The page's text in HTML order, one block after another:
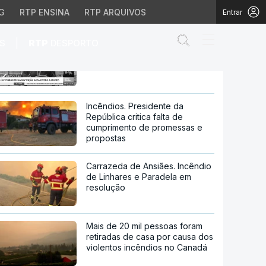
RTP ENSINA RTP ARQUIVOS Entrar
Cultural
Lídia Jorge condecorada com
Incêndios. Presidente da
República critica falta de
cumprimento de promessas e
propostas
Carrazeda de Ansiães. Incêndio
de Linhares e Paradela em
resolução
Mais de 20 mil pessoas foram
retiradas de casa por causa dos
violentos incêndios no Canadá